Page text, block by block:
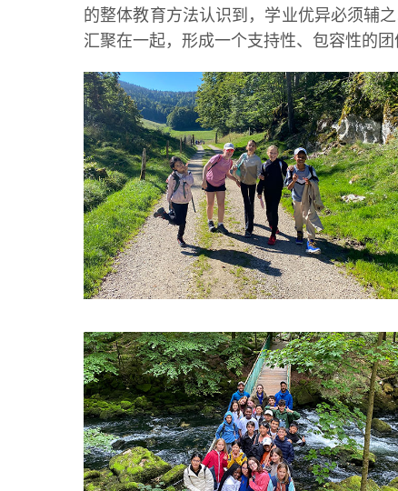
的整体教育方法认识到，学业优异必须辅
汇聚在一起，形成一个支持性、包容性的